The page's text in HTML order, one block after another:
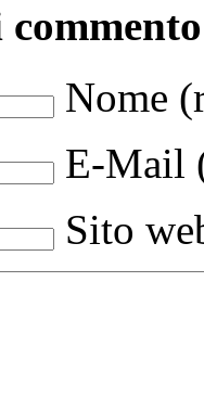
Nome
E-Mail
Sito